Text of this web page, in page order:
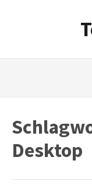
Desktop